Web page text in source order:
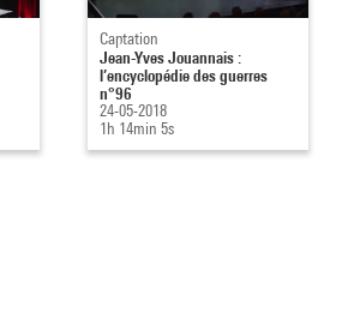
Captation
Jean-Yves Jouannais :
l’encyclopédie des guerres
n°96
24-05-2018
1h 14min 5s